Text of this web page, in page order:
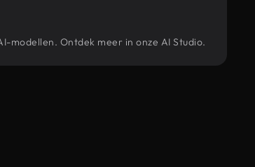
Ontdek meer in onze AI Studio.